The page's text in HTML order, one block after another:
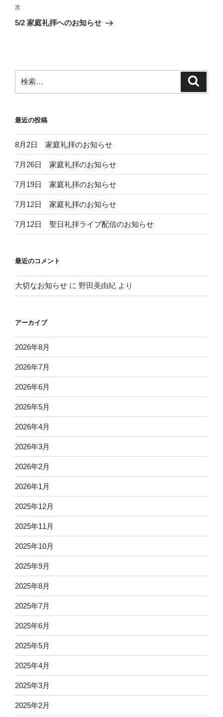
ビ
ゲ
ン
稿
次
の
次
5/2 家庭礼拝へのお知らせ
索:
最近の投稿
8月2日 家庭礼拝のお知らせ
7月26日 家庭礼拝のお知らせ
7月19日 家庭礼拝のお知らせ
7月12日 家庭礼拝のお知らせ
7月12日 聖日礼拝ライブ配信のお知らせ
最近のコメント
大切なお知らせ に 野田美由紀 より
アーカイブ
2026年8月
2026年7月
2026年6月
2026年5月
2026年4月
2026年3月
2026年2月
2026年1月
2025年12月
2025年11月
2025年10月
2025年9月
2025年8月
2025年7月
2025年6月
2025年5月
2025年4月
2025年3月
2025年2月